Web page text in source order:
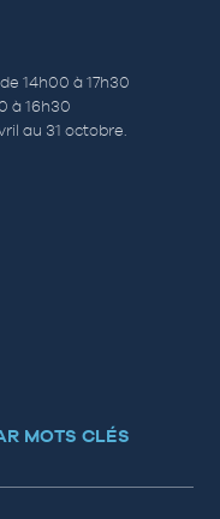
14h00 à 17h30
à 16h30
au 31 octobre.
MOTS CLÉS